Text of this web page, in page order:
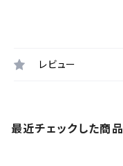
レビュー
最近チェックした商品